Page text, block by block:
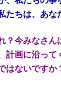
たちは、あな
？今みなさ
計画に沿っ
はないですか